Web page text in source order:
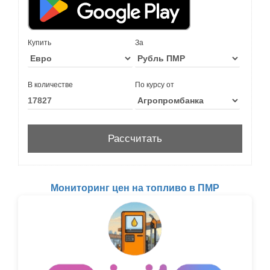
Купить За
В количестве По курсу от
Мониторинг цен на топливо в ПМР